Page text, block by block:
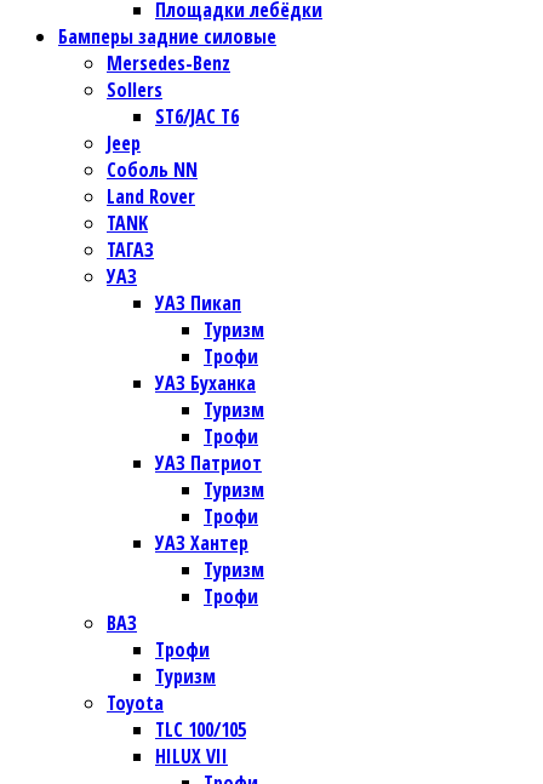
Площадки лебёдки
Бамперы задние силовые
Mersedes-Benz
Sollers
ST6/JAC T6
Jeep
Соболь NN
Land Rover
TANK
ТАГАЗ
УАЗ
УАЗ Пикап
Туризм
Трофи
УАЗ Буханка
Туризм
Трофи
УАЗ Патриот
Туризм
Трофи
УАЗ Хантер
Туризм
Трофи
ВАЗ
Трофи
Туризм
Toyota
TLC 100/105
HILUX VII